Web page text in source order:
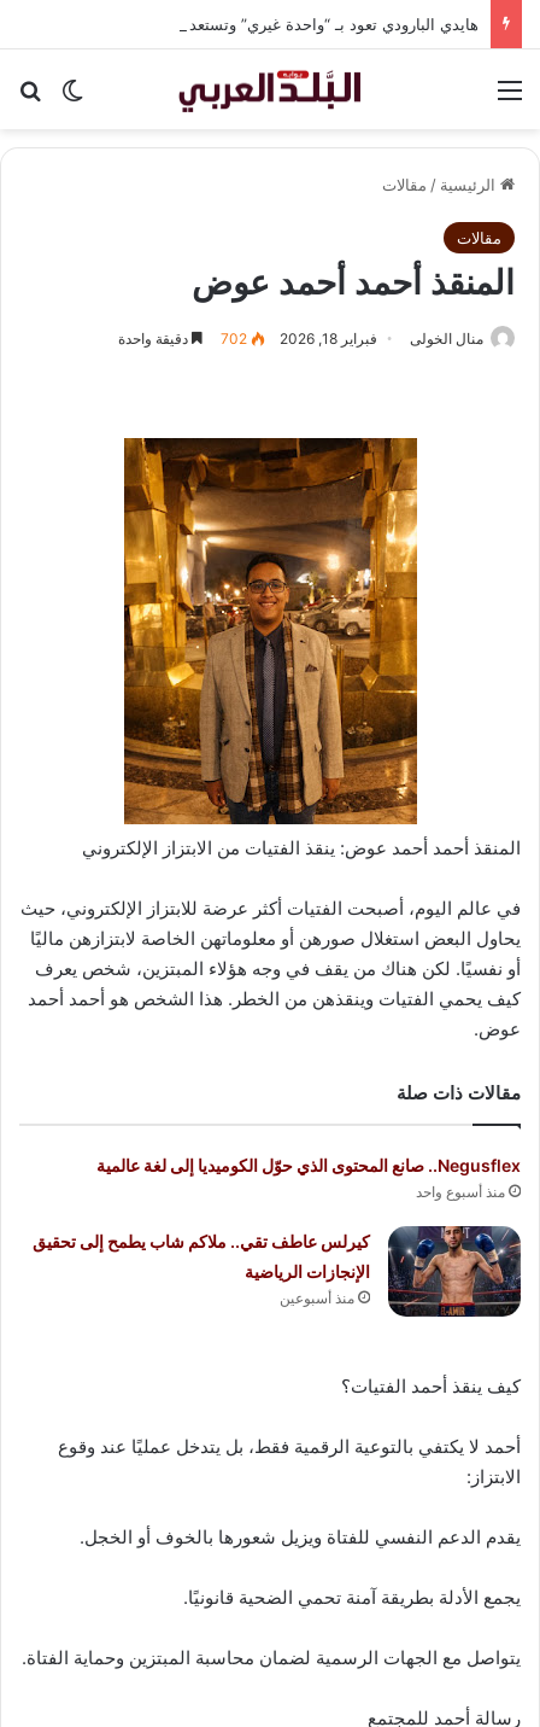
الوضع
الرئيسية / مقالات
مقالات
المنقذ أحمد أحمد عوض
منال الخولى فبراير 18, 2026 702 دقيقة واحدة
المنقذ أحمد أحمد عوض: ينقذ الفتيات من الابتزاز الإلكتروني
في عالم اليوم، أصبحت الفتيات أكثر عرضة للابتزاز الإلكتروني، حيث
يحاول البعض استغلال صورهن أو معلوماتهن الخاصة لابتزازهن ماليًا
أو نفسيًا. لكن هناك من يقف في وجه هؤلاء المبتزين، شخص يعرف
كيف يحمي الفتيات وينقذهن من الخطر. هذا الشخص هو أحمد أحمد
عوض.
مقالات ذات صلة
Negusflex.. صانع المحتوى الذي حوّل الكوميديا إلى لغة عالمية
منذ أسبوع واحد
كيرلس عاطف تقي.. ملاكم شاب يطمح إلى تحقيق
الإنجازات الرياضية
منذ أسبوعين
كيف ينقذ أحمد الفتيات؟
أحمد لا يكتفي بالتوعية الرقمية فقط، بل يتدخل عمليًا عند وقوع
الابتزاز:
يقدم الدعم النفسي للفتاة ويزيل شعورها بالخوف أو الخجل.
يجمع الأدلة بطريقة آمنة تحمي الضحية قانونيًا.
يتواصل مع الجهات الرسمية لضمان محاسبة المبتزين وحماية الفتاة.
رسالة أحمد للمجتمع